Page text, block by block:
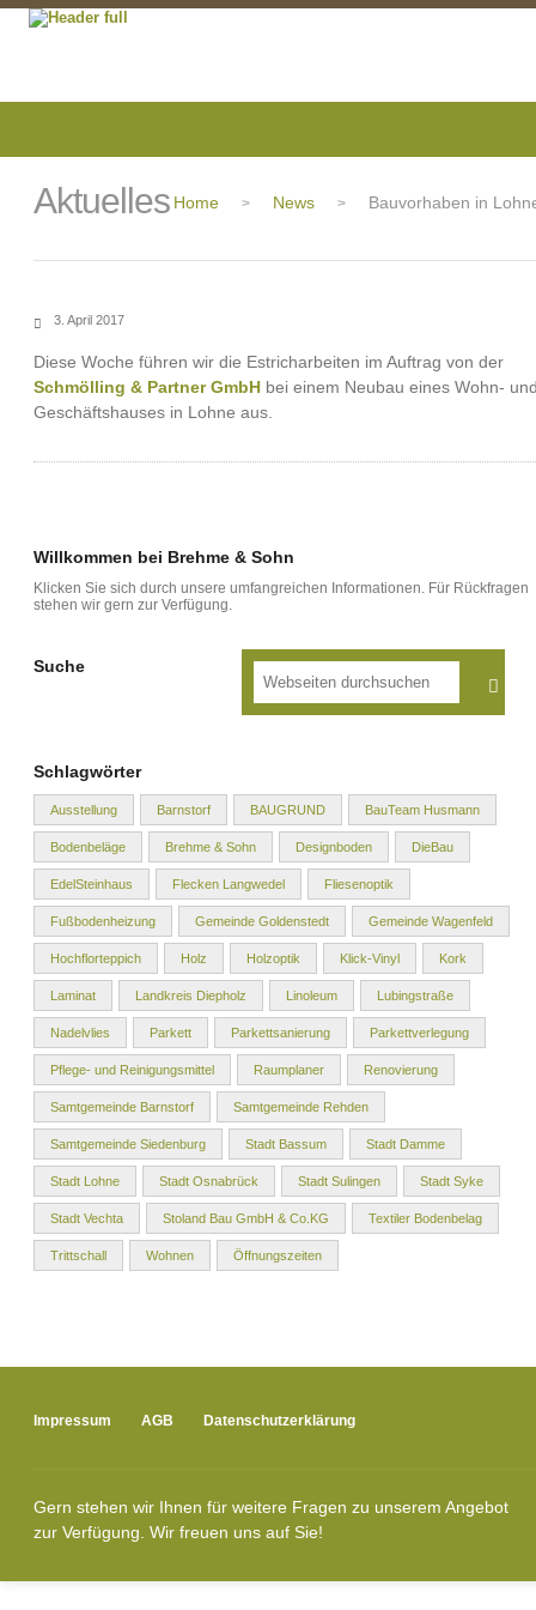
Aktuelles Home > News > Bauvorhaben in
3. April 2017
Diese Woche führen wir die Estricharbeiten im Auftrag von der
Schmölling & Partner GmbH bei einem Neubau eines Wohn-
Geschäftshauses in Lohne aus.
Willkommen bei Brehme & Sohn
Klicken Sie sich durch unsere umfangreichen Informationen. Für Rückfragen
stehen wir gern zur Verfügung.
Suche
Schlagwörter
Ausstellung Barnstorf BAUGRUND BauTeam Husmann
Bodenbeläge Brehme & Sohn Designboden DieBau
EdelSteinhaus Flecken Langwedel Fliesenoptik
Fußbodenheizung Gemeinde Goldenstedt Gemeinde Wagenfeld
Hochflorteppich Holz Holzoptik Klick-Vinyl Kork
Laminat Landkreis Diepholz Linoleum Lubingstraße
Nadelvlies Parkett Parkettsanierung Parkettverlegung
Pflege- und Reinigungsmittel Raumplaner Renovierung
Samtgemeinde Barnstorf Samtgemeinde Rehden
Samtgemeinde Siedenburg Stadt Bassum Stadt Damme
Stadt Lohne Stadt Osnabrück Stadt Sulingen Stadt Syke
Stadt Vechta Stoland Bau GmbH & Co.KG Textiler Bodenbelag
Trittschall Wohnen Öffnungszeiten
Impressum AGB Datenschutzerklärung
Gern stehen wir Ihnen für weitere Fragen zu unserem Angebot
zur Verfügung. Wir freuen uns auf Sie!